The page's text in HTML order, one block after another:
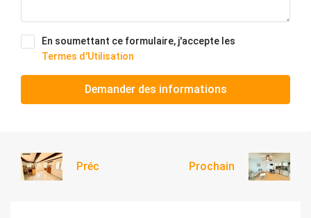
En soumettant ce formulaire, j'accepte les
Termes d'Utilisation
Demander des informations
Préc Prochain